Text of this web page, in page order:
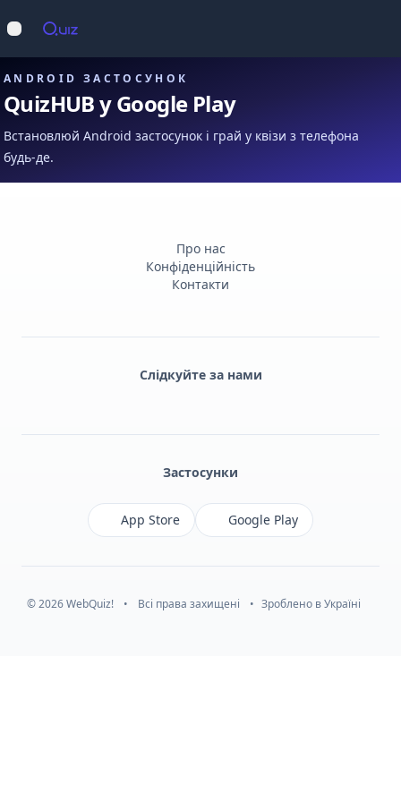
Відкрити меню
ANDROID ЗАСТОСУНОК
QuizHUB у Google Play
Встановлюй Android застосунок і грай у квізи з телефона
будь-де.
Про нас
Конфіденційність
Контакти
Слідкуйте за нами
Застосунки
App Store Google Play
© 2026 WebQuiz! • Всі права захищені • Зроблено в Україні